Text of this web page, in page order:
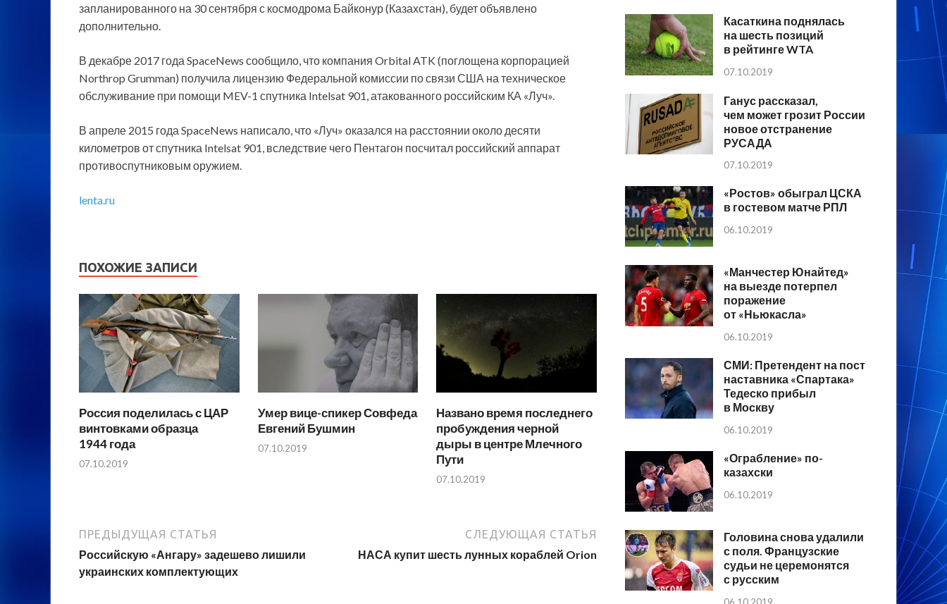
запланированного на 30 сентября с космодрома Байконур (Казахстан), будет объявлено
дополнительно.
В декабре 2017 года SpaceNews сообщило, что компания Orbital ATK (поглощена корпорацией
Northrop Grumman) получила лицензию Федеральной комиссии по связи США на техническое
обслуживание при помощи MEV-1 спутника Intelsat 901, атакованного российским КА «Луч».
В апреле 2015 года SpaceNews написало, что «Луч» оказался на расстоянии около десяти
километров от спутника Intelsat 901, вследствие чего Пентагон посчитал российский аппарат
противоспутниковым оружием.
lenta.ru
ПОХОЖИЕ ЗАПИСИ
Россия поделилась с ЦАР
винтовками образца
1944 года
07.10.2019
Умер вице-спикер Совфеда
Евгений Бушмин
07.10.2019
Названо время последнего
пробуждения черной
дыры в центре Млечного
Пути
07.10.2019
ПРЕДЫДУЩАЯ СТАТЬЯ
Российскую «Ангару» задешево лишили
украинских комплектующих
СЛЕДУЮЩАЯ СТАТЬЯ
НАСА купит шесть лунных кораблей Orion
Касаткина поднялась
на шесть позиций
в рейтинге WTA
07.10.2019
Ганус рассказал,
чем может грозит России
новое отстранение
РУСАДА
07.10.2019
«Ростов» обыграл ЦСКА
в гостевом матче РПЛ
06.10.2019
«Манчестер Юнайтед»
на выезде потерпел
поражение
от «Ньюкасла»
06.10.2019
СМИ: Претендент на пост
наставника «Спартака»
Тедеско прибыл
в Москву
06.10.2019
«Ограбление» по-
казахски
06.10.2019
Головина снова удалили
с поля. Французские
судьи не церемонятся
с русским